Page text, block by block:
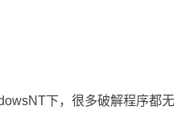
下，很多破解程序都